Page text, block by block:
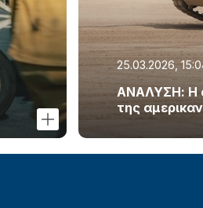
25.03.2026,
ΑΝΑΛΥΣΗ: Η
της